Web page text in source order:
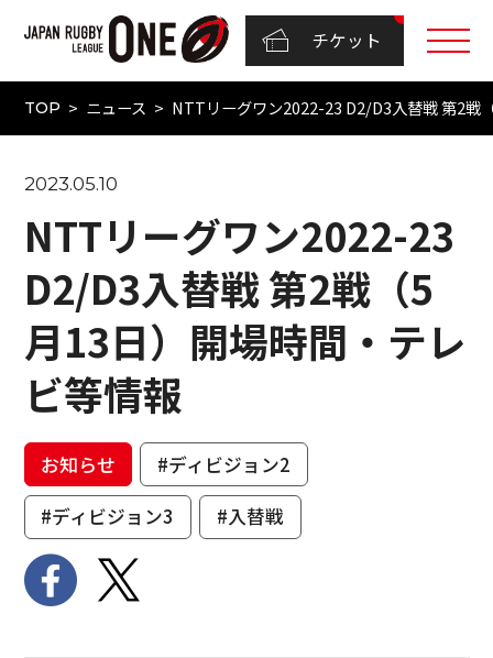
チケット
TOP ニュース NTTリーグワン2022-23 D2/D3入替戦 第2戦
2023.05.10
NTTリーグワン2022-23
D2/D3入替戦 第2戦（5
月13日）開場時間・テレ
ビ等情報
お知らせ
#ディビジョン2
#ディビジョン3
#入替戦